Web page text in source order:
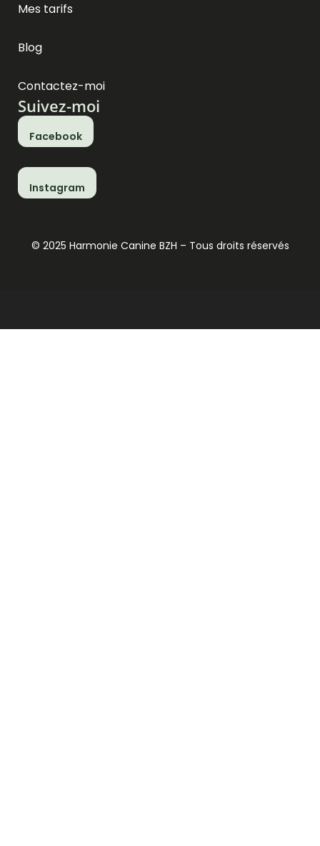
Mes tarifs
Blog
Contactez-moi
Suivez-moi
Facebook
Instagram
© 2025 Harmonie Canine BZH – Tous droits réservés